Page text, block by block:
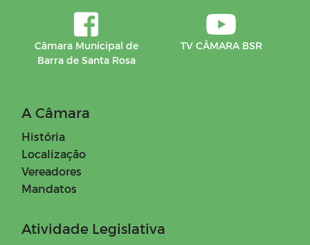
Câmara Municipal de
Barra de Santa Rosa
TV CÂMARA BSR
A Câmara
História
Localização
Vereadores
Mandatos
Atividade Legislativa